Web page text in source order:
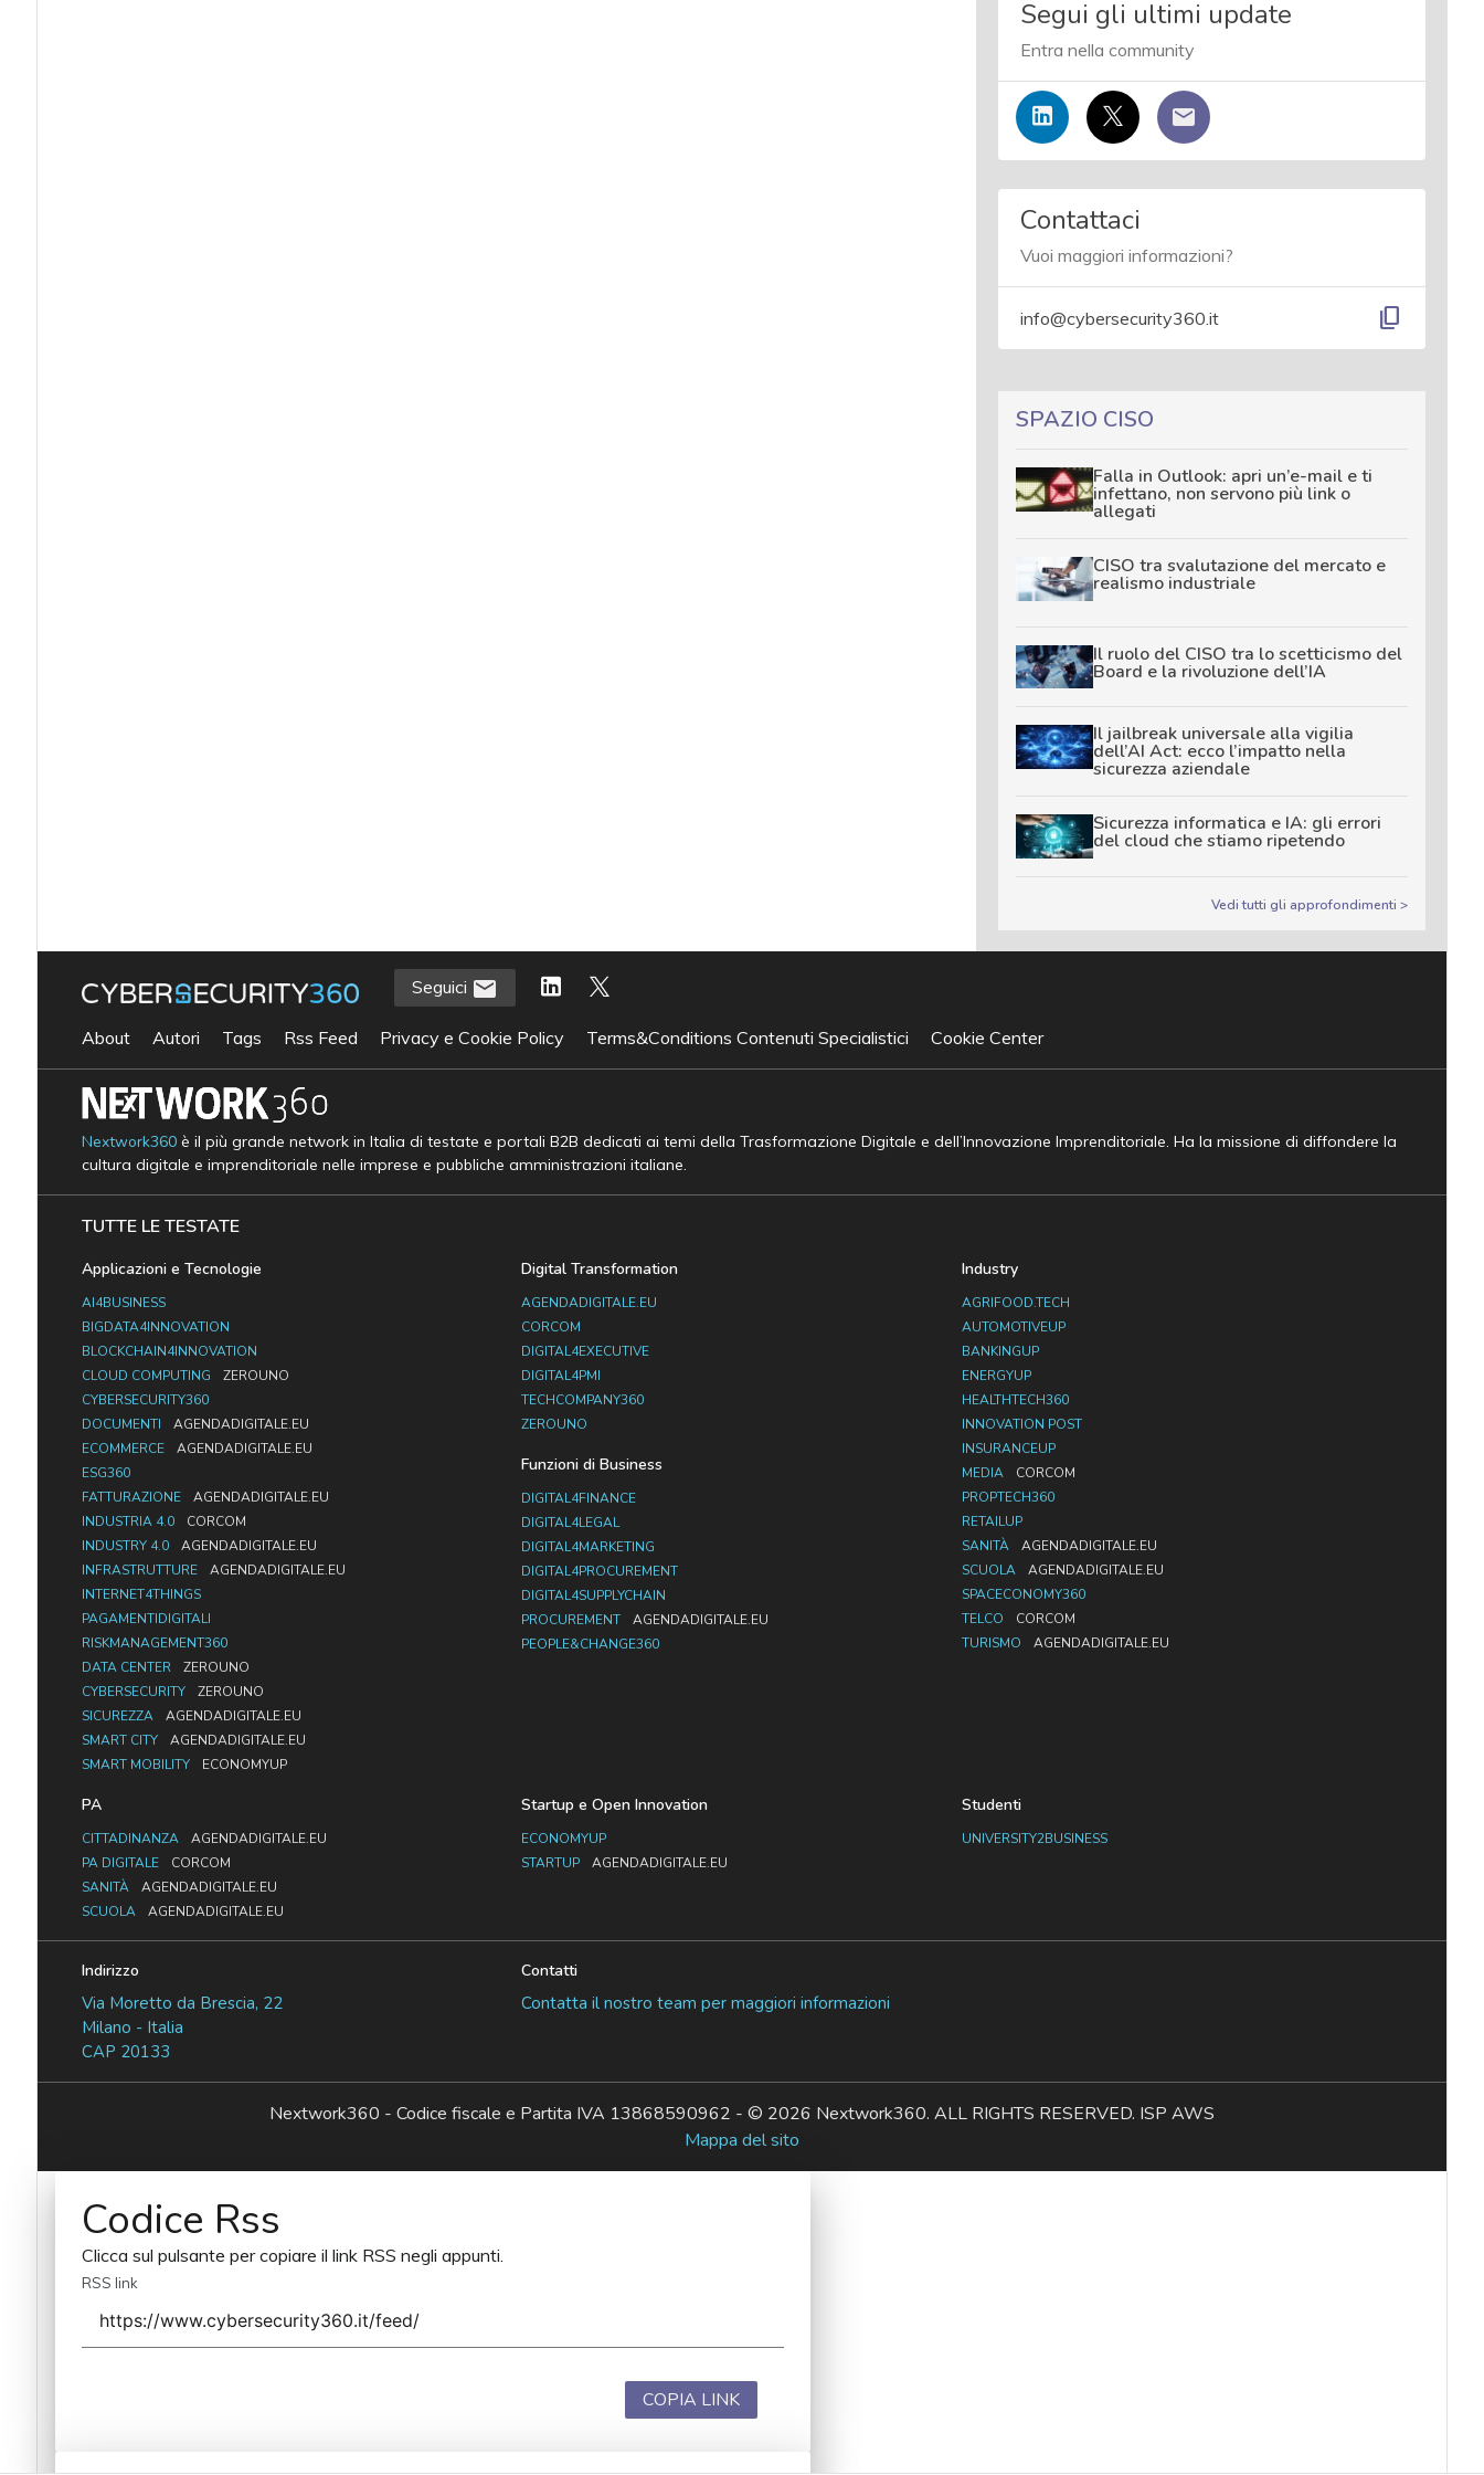
Segui gli ultimi update
Entra nella community
Contattaci
Vuoi maggiori informazioni?
info@cybersecurity360.it content_copy
SPAZIO CISO
Falla in Outlook: apri un’e-mail e ti
infettano, non servono più link o
allegati
CISO tra svalutazione del mercato e
realismo industriale
Il ruolo del CISO tra lo scetticismo del
Board e la rivoluzione dell’IA
Il jailbreak universale alla vigilia
dell’AI Act: ecco l’impatto nella
sicurezza aziendale
Sicurezza informatica e IA: gli errori
del cloud che stiamo ripetendo
Vedi tutti gli approfondimenti >
Seguici
About Autori Tags Rss Feed Privacy e Cookie Policy Terms&Conditions Contenuti Specialistici Cookie Center
Nextwork360è il più grande network in Italia di testate e portali B2B dedicati ai temi della Trasformazione Digitale e dell’Innovazione Imprenditoriale. Ha la missione di diffondere la
cultura digitale e imprenditoriale nelle imprese e pubbliche amministrazioni italiane.
TUTTE LE TESTATE
Applicazioni e Tecnologie
AI4BUSINESS
BIGDATA4INNOVATION
BLOCKCHAIN4INNOVATION
CLOUD COMPUTING
ZEROUNO
CYBERSECURITY360
DOCUMENTI
AGENDADIGITALE.EU
ECOMMERCE
AGENDADIGITALE.EU
ESG360
FATTURAZIONE
AGENDADIGITALE.EU
INDUSTRIA 4.0
CORCOM
INDUSTRY 4.0
AGENDADIGITALE.EU
INFRASTRUTTURE
AGENDADIGITALE.EU
INTERNET4THINGS
PAGAMENTIDIGITALI
RISKMANAGEMENT360
DATA CENTER
ZEROUNO
CYBERSECURITY
ZEROUNO
SICUREZZA
AGENDADIGITALE.EU
SMART CITY
AGENDADIGITALE.EU
SMART MOBILITY
ECONOMYUP
Digital Transformation
AGENDADIGITALE.EU
CORCOM
DIGITAL4EXECUTIVE
DIGITAL4PMI
TECHCOMPANY360
ZEROUNO
Funzioni di Business
DIGITAL4FINANCE
DIGITAL4LEGAL
DIGITAL4MARKETING
DIGITAL4PROCUREMENT
DIGITAL4SUPPLYCHAIN
PROCUREMENT
AGENDADIGITALE.EU
PEOPLE&CHANGE360
Industry
AGRIFOOD.TECH
AUTOMOTIVEUP
BANKINGUP
ENERGYUP
HEALTHTECH360
INNOVATION POST
INSURANCEUP
MEDIA
CORCOM
PROPTECH360
RETAILUP
SANITÀ
AGENDADIGITALE.EU
SCUOLA
AGENDADIGITALE.EU
SPACECONOMY360
TELCO
CORCOM
TURISMO
AGENDADIGITALE.EU
PA
CITTADINANZA
AGENDADIGITALE.EU
PA DIGITALE
CORCOM
SANITÀ
AGENDADIGITALE.EU
SCUOLA
AGENDADIGITALE.EU
Startup e Open Innovation
ECONOMYUP
STARTUP
AGENDADIGITALE.EU
Studenti
UNIVERSITY2BUSINESS
Indirizzo
Via Moretto da Brescia, 22
Milano - Italia
CAP 20133
Contatti
Contatta il nostro team per maggiori informazioni
Nextwork360 - Codice fiscale e Partita IVA 13868590962 - © 2026 Nextwork360. ALL RIGHTS RESERVED. ISP AWS
Mappa del sito
Codice Rss
Clicca sul pulsante per copiare il link RSS negli appunti.
RSS link
COPIA LINK